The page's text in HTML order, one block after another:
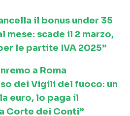
il bonus under 35
mese: scade il 2 marzo,
le partite IVA 2025”
a Roma
dei Vigili del fuoco: un
euro, lo paga il
Corte dei Conti”